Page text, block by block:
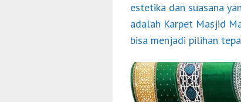
estetika dan suasana
adalah Karpet Masjid
bisa menjadi pilihan